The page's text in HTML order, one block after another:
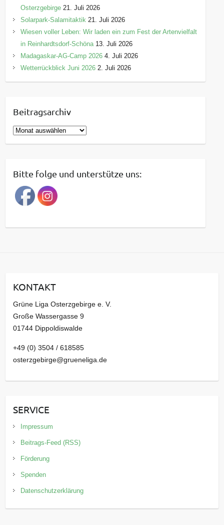
Osterzgebirge 21. Juli 2026
Solarpark-Salamitaktik 21. Juli 2026
Wiesen voller Leben: Wir laden ein zum Fest der Artenvielfalt
in Reinhardtsdorf-Schöna 13. Juli 2026
Madagaskar-AG-Camp 2026 4. Juli 2026
Wetterrückblick Juni 2026 2. Juli 2026
Beitragsarchiv
B
e
r
a
g
a
v
Bitte folge und unterstütze uns:
KONTAKT
Grüne Liga Osterzgebirge e. V.
Große Wassergasse 9
01744 Dippoldiswalde
+49 (0) 3504 / 618585
osterzgebirge@grueneliga.de
SERVICE
Impressum
Beitrags-Feed (RSS)
Förderung
Spenden
Datenschutzerklärung